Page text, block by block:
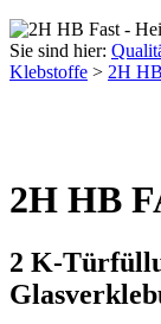
Sie sind hier:
Klebstoffe > 2H
2H HB
2 K-